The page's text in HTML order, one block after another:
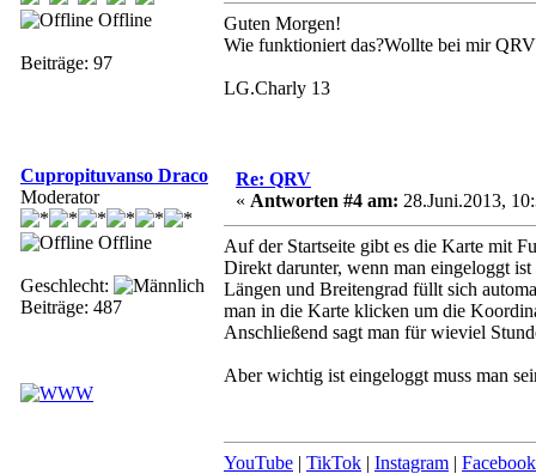
Offline
Beiträge: 97
Guten Morgen!
Wie funktioniert das?Wollte bei mir
LG.Charly 13
Cupropituvanso Draco
Moderator
Offline
Geschlecht:
Beiträge: 487
Re: QRV
« Antworten #4 am: 28.Juni.2013,
Auf der Startseite gibt es die Karte mit
Direkt darunter, wenn man eingeloggt
Längen und Breitengrad füllt sich
man in die Karte klicken um die
Anschließend sagt man für wieviel
Aber wichtig ist eingeloggt muss man
YouTube | TikTok | Instagram | Facebook